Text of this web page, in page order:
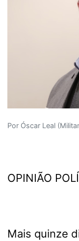
Por Óscar Leal
OPINIÃO
Mais quinze